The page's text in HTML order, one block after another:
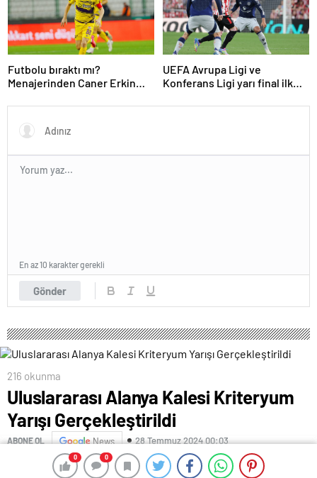
0 0
Futbolu bıraktı mı?
Menajerinden Caner Erkin
UEFA Avrupa Ligi ve
Konferans Ligi yarı final ilk
Gönder
En az 10 karakter gerekli
216 okunma
Uluslararası Alanya Kalesi Kriteryum
Yarışı Gerçekleştirildi
ABONE OL News 28 Temmuz 2024 00:03
0 0
– Uluslararası Alanya Kalesi Kriteryum yarışı